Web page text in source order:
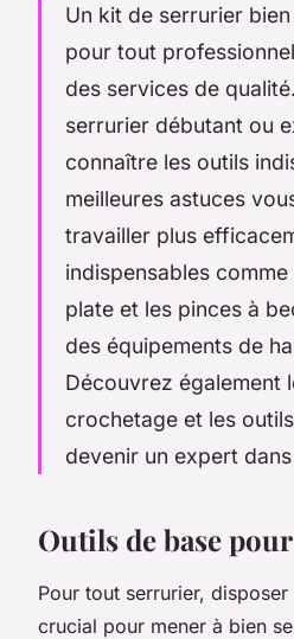
Un kit de serrurier
pour tout
des services de
serrurier débutant ou
connaître les outils
meilleures astuces
travailler plus
indispensables
plate et les pinces à
des équipements de
Découvrez également
crochetage et les
devenir un expert
Outils de base
Pour tout serrurier, disposer
crucial pour mener à bien